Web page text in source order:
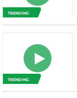
TRENDING
TRENDING